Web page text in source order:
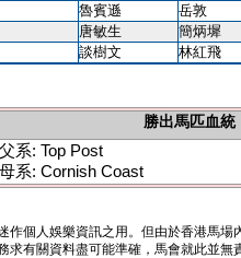
魯賓遜 岳敦
唐敏生 簡炳墀
談樹文
林紅飛
勝出馬匹血統
父系: Top Post
母系: Cornish Coast
作個人娛樂資訊之用。但由於香港馬
求有關資料盡可能準確，馬會就此並